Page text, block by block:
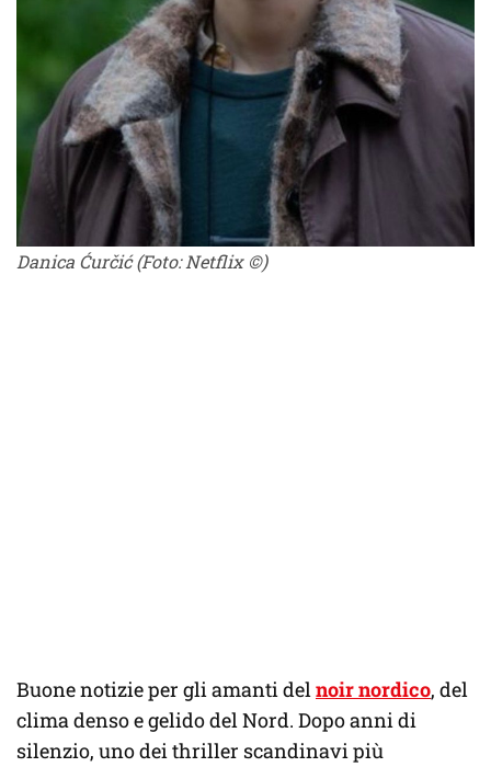
Danica Ćurčić (Foto: Netflix ©)
Buone notizie per gli amanti delnoir nordico, del
clima denso e gelido del Nord. Dopo anni di
silenzio, uno dei thriller scandinavi più